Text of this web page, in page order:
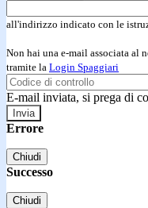
all'indirizzo indicato con le
Non hai una e-mail associata al
tramite la Login Spaggiari
E-mail inviata, si prega di
Errore
Chiudi
Successo
Chiudi